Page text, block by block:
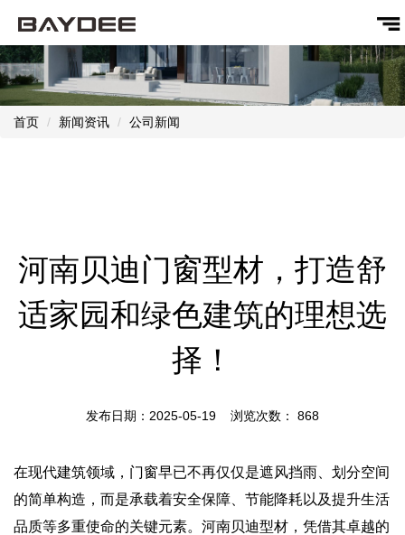
首页 新闻资讯 公司新闻
河南贝迪门窗型材，打造舒
适家园和绿色建筑的理想选
择！
发布日期：2025-05-19 浏览次数： 868
在现代建筑领域，门窗早已不再仅仅是遮风挡雨、划分空间
的简单构造，而是承载着安全保障、节能降耗以及提升生活
品质等多重使命的关键元素。河南贝迪型材，凭借其卓越的